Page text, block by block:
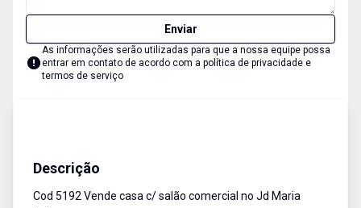
Enviar
As informações serão utilizadas para que a nossa equipe possa
entrar em contato de acordo com a política de privacidade e
termos de serviço
Descrição
Cod 5192 Vende casa c/ salão comercial no Jd Maria